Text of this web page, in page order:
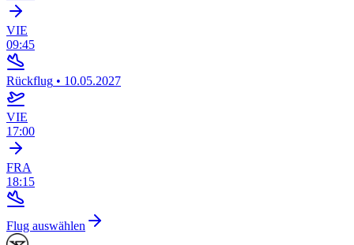
VIE
09:45
Rückflug • 10.05.2027
VIE
17:00
FRA
18:15
Flug auswählen